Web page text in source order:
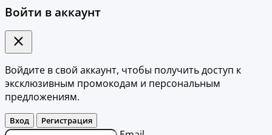
Войти в аккаунт
Войдите в свой аккаунт, чтобы получить доступ к
эксклюзивным промокодам и персональным
предложениям.
Вход Регистрация